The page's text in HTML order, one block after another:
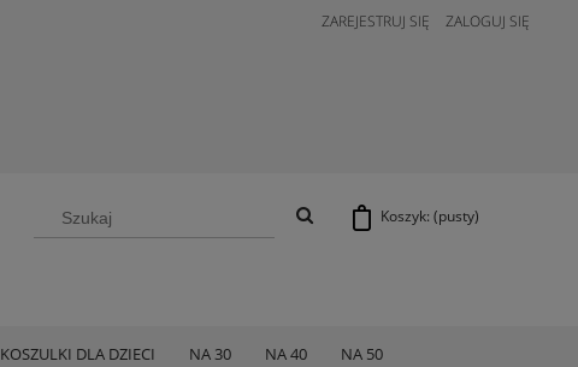
ZAREJESTRUJ SIĘ ZALOGUJ SIĘ
Koszyk: (pusty)
KOSZULKI DLA DZIECI NA 30 NA 40 NA 50